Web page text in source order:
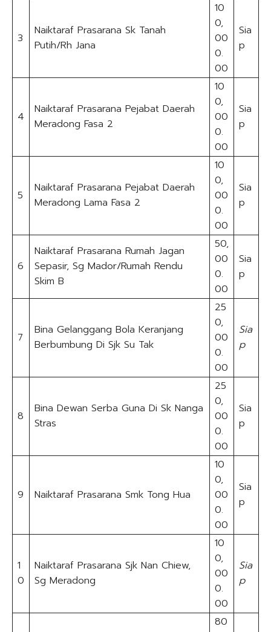
3
Naiktaraf Prasarana Sk Tanah
Putih/Rh Jana
10
0,
00
0.
00
Sia
p
4
Naiktaraf Prasarana Pejabat Daerah
Meradong Fasa 2
10
0,
00
0.
00
Sia
p
5
Naiktaraf Prasarana Pejabat Daerah
Meradong Lama Fasa 2
10
0,
00
0.
00
Sia
p
6
Naiktaraf Prasarana Rumah Jagan
Sepasir, Sg Mador/Rumah Rendu
Skim B
50,
00
0.
00
Sia
p
7
Bina Gelanggang Bola Keranjang
Berbumbung Di Sjk Su Tak
25
0,
00
0.
00
Sia
p
8
Bina Dewan Serba Guna Di Sk Nanga
Stras
25
0,
00
0.
00
Sia
p
9 Naiktaraf Prasarana Smk Tong Hua
10
0,
00
0.
00
Sia
p
1
0
Naiktaraf Prasarana Sjk Nan Chiew,
Sg Meradong
10
0,
00
0.
00
Sia
p
80